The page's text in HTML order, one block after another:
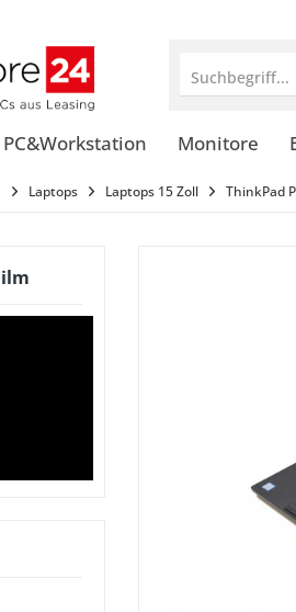
Suchbegriff...
PC&Workstation Monitore
Laptops Laptops 15 Zoll ThinkPad